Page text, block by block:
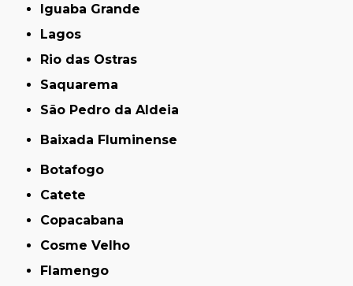
Iguaba Grande
Lagos
Rio das Ostras
Saquarema
São Pedro da Aldeia
Baixada Fluminense
Botafogo
Catete
Copacabana
Cosme Velho
Flamengo